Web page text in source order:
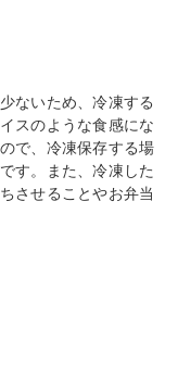
ないため、冷凍する
スのような食感にな
で、冷凍保存する場
す。また、冷凍した
させることやお弁当